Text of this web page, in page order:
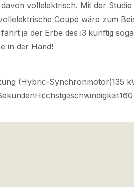
vollelektrisch. Mit der
Coupé wäre zum
ja der Erbe des i3 künftig
in der Hand!
(Hybrid-Synchronmotor)135